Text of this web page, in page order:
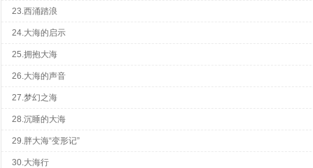
23.西涌踏浪
24.大海的启示
25.拥抱大海
26.大海的声音
27.梦幻之海
28.沉睡的大海
29.胖大海“变形记”
30.大海行